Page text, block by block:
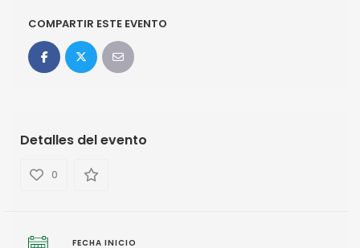
COMPARTIR ESTE EVENTO
Detalles del evento
0
FECHA INICIO